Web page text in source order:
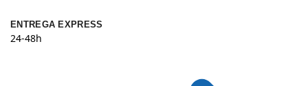
ENTREGA EXPRESS
24-48h